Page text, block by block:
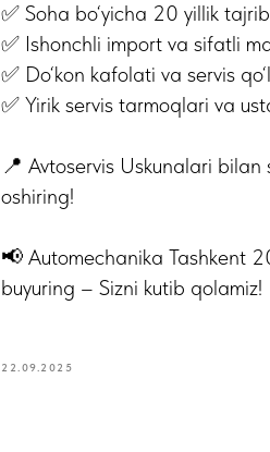
✅ Soha bo‘yicha 20 yillik
✅ Ishonchli import va sifatli
✅ Do‘kon kafolati va servis
✅ Yirik servis tarmoqlari va
📍 Avtoservis Uskunalari
oshiring!
📢 Automechanika Tashkent
buyuring – Sizni kutib qolamiz!
22.09.2025